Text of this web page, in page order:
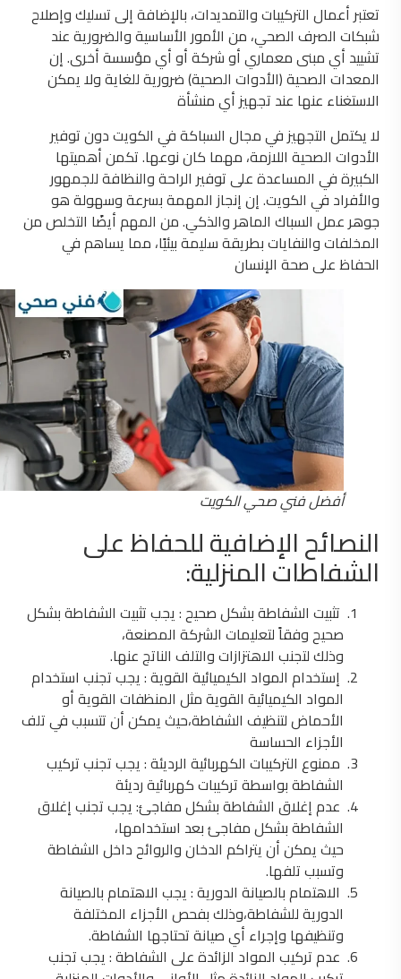
تعتبر أعمال التركيبات والتمديدات، بالإضافة إلى تسليك وإصلاح
شبكات الصرف الصحي، من الأمور الأساسية والضرورية عند
تشييد أي مبنى معماري أو شركة أو أي مؤسسة أخرى. إن
المعدات الصحية (الأدوات الصحية) ضرورية للغاية ولا يمكن
الاستغناء عنها عند تجهيز أي منشأة
لا يكتمل التجهيز في مجال السباكة في الكويت دون توفير
الأدوات الصحية اللازمة، مهما كان نوعها. تكمن أهميتها
الكبيرة في المساعدة على توفير الراحة والنظافة للجمهور
والأفراد في الكويت. إن إنجاز المهمة بسرعة وسهولة هو
جوهر عمل السباك الماهر والذكي. من المهم أيضًا التخلص من
المخلفات والنفايات بطريقة سليمة بيئيًا، مما يساهم في
الحفاظ على صحة الإنسان
أفضل فني صحي الكويت
النصائح الإضافية للحفاظ على
الشفاطات المنزلية:
تثبيت الشفاطة بشكل صحيح : يجب تثبيت الشفاطة بشكل
صحيح وفقاً لتعليمات الشركة المصنعة،
وذلك لتجنب الاهتزازات والتلف الناتج عنها.
إستخدام المواد الكيميائية القوية : يجب تجنب استخدام
المواد الكيميائية القوية مثل المنظفات القوية أو
الأحماض لتنظيف الشفاطة،حيث يمكن أن تتسبب في تلف
الأجزاء الحساسة
ممنوع التركيبات الكهربائية الرديئة : يجب تجنب تركيب
الشفاطة بواسطة تركيبات كهربائية رديئة
عدم إغلاق الشفاطة بشكل مفاجئ: يجب تجنب إغلاق
الشفاطة بشكل مفاجئ بعد استخدامها،
حيث يمكن أن يتراكم الدخان والروائح داخل الشفاطة
وتسبب تلفها.
الاهتمام بالصيانة الدورية : يجب الاهتمام بالصيانة
الدورية للشفاطة،وذلك بفحص الأجزاء المختلفة
وتنظيفها وإجراء أي صيانة تحتاجها الشفاطة.
عدم تركيب المواد الزائدة على الشفاطة : يجب تجنب